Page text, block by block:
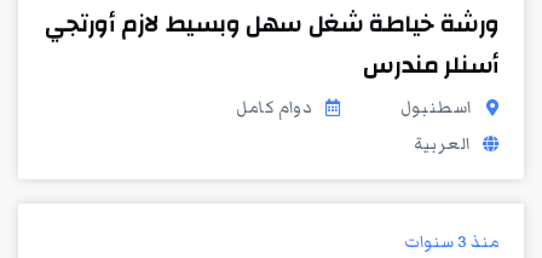
ورشة خياطة شغل سهل وبسيط لازم أورتجي
أسنلر مندرس
اسطنبول
دوام كامل
العربية
منذ 3 سنوات